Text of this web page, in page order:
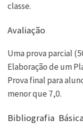
classe.
Avaliação
Uma prova parcial
Elaboração de um
Prova final para
menor que 7,0.
Bibliografia Básica